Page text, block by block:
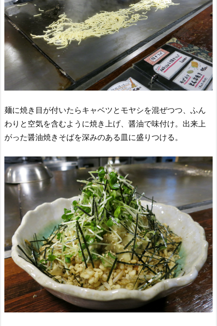
麺に焼き目が付いたらキャベツとモヤシを混ぜつつ、ふん
わりと空気を含むように焼き上げ、醤油で味付け。出来上
がった醤油焼きそばを深みのある皿に盛りつける。